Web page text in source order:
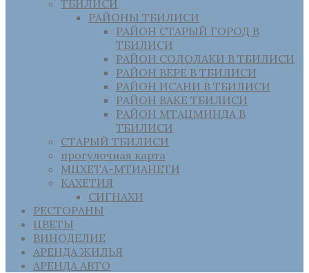
ТБИЛИСИ
РАЙОНЫ ТБИЛИСИ
РАЙОН СТАРЫЙ ГОРОД В
ТБИЛИСИ
РАЙОН СОЛОЛАКИ В ТБИЛИСИ
РАЙОН ВЕРЕ В ТБИЛИСИ
РАЙОН ИСАНИ В ТБИЛИСИ
РАЙОН ВАКЕ ТБИЛИСИ
РАЙОН МТАЦМИНДА В
ТБИЛИСИ
СТАРЫЙ ТБИЛИСИ
прогулочная карта
МЦХЕТА-МТИАНЕТИ
КАХЕТИЯ
СИГНАХИ
РЕСТОРАНЫ
ЦВЕТЫ
ВИНОДЕЛИЕ
АРЕНДА ЖИЛЬЯ
АРЕНДА АВТО